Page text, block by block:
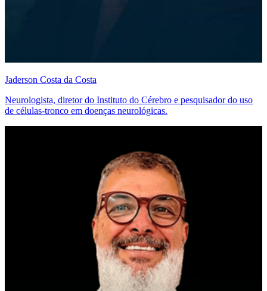
Jaderson Costa da Costa
Neurologista, diretor do Instituto do Cérebro e pesquisador do uso
de células-tronco em doenças neurológicas.